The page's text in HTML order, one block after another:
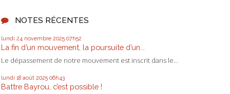
NOTES RÉCENTES
lundi 24 novembre 2025 07h52
La fin d’un mouvement, la poursuite d’un...
Le dépassement de notre mouvement est inscrit dans le...
lundi 18 août 2025 06h43
Battre Bayrou, c’est possible !